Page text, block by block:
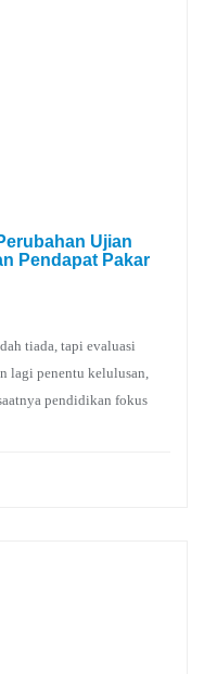
Ujian
Pendapat Pakar
tiada, tapi evaluasi
lagi penentu kelulusan,
pendidikan fokus